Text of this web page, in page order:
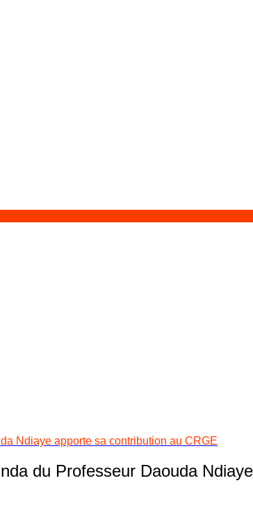
Ndiaye apporte sa contribution au CRGE
du Professeur Daouda